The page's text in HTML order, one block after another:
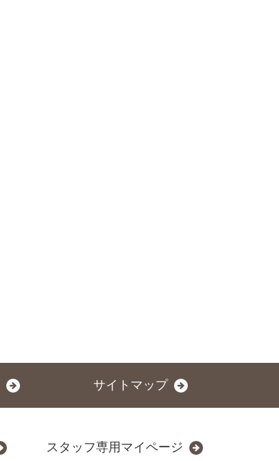
サイトマップ
スタッフ専用マイページ